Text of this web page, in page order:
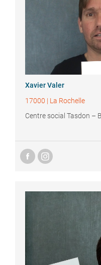
Xavier Valer
17000 | La Rochelle
Centre social Tasdon –